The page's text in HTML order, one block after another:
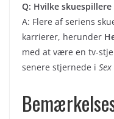
Q: Hvilke
A: Flere af seriens
karrierer, herunder
med at være en tv-
senere stjernede i